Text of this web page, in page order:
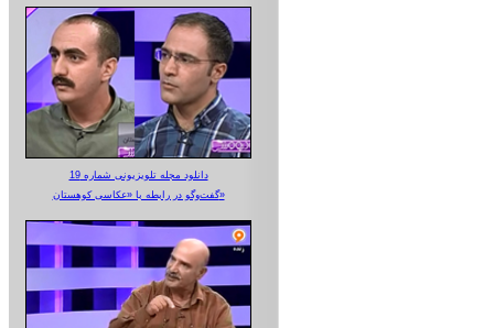
دانلود مجله تلویزیونی شماره 19
گفت‌وگو در رابطه با «عکاسی کوهستان»